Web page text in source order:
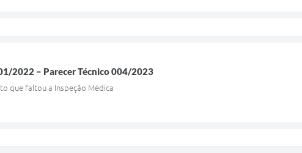
01/2022 – Parecer Técnico 004/2023
que faltou a Inspeção Médica